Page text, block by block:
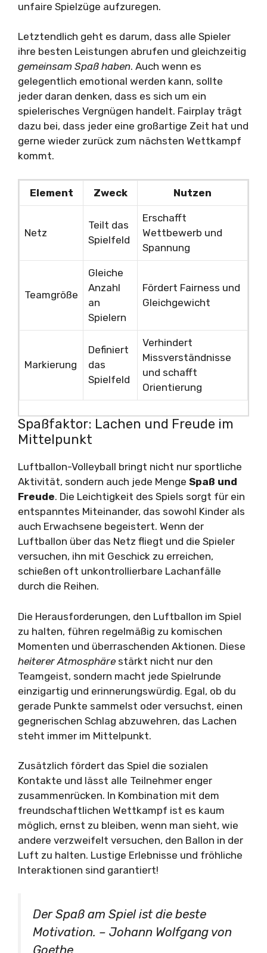
unfaire Spielzüge aufzuregen.
Letztendlich geht es darum, dass alle Spieler
ihre besten Leistungen abrufen und gleichzeitig
gemeinsam Spaß haben. Auch wenn es
gelegentlich emotional werden kann, sollte
jeder daran denken, dass es sich um ein
spielerisches Vergnügen handelt. Fairplay trägt
dazu bei, dass jeder eine großartige Zeit hat und
gerne wieder zurück zum nächsten Wettkampf
kommt.
Element Zweck Nutzen
Netz
Teilt das
Spielfeld
Erschafft
Wettbewerb und
Spannung
Teamgröße
Gleiche
Anzahl
an
Spielern
Fördert Fairness und
Gleichgewicht
Markierung
Definiert
das
Spielfeld
Verhindert
Missverständnisse
und schafft
Orientierung
Spaßfaktor: Lachen und Freude im
Mittelpunkt
Luftballon-Volleyball bringt nicht nur sportliche
Aktivität, sondern auch jede Menge Spaß und
Freude. Die Leichtigkeit des Spiels sorgt für ein
entspanntes Miteinander, das sowohl Kinder als
auch Erwachsene begeistert. Wenn der
Luftballon über das Netz fliegt und die Spieler
versuchen, ihn mit Geschick zu erreichen,
schießen oft unkontrollierbare Lachanfälle
durch die Reihen.
Die Herausforderungen, den Luftballon im Spiel
zu halten, führen regelmäßig zu komischen
Momenten und überraschenden Aktionen. Diese
heiterer Atmosphäre stärkt nicht nur den
Teamgeist, sondern macht jede Spielrunde
einzigartig und erinnerungswürdig. Egal, ob du
gerade Punkte sammelst oder versuchst, einen
gegnerischen Schlag abzuwehren, das Lachen
steht immer im Mittelpunkt.
Zusätzlich fördert das Spiel die sozialen
Kontakte und lässt alle Teilnehmer enger
zusammenrücken. In Kombination mit dem
freundschaftlichen Wettkampf ist es kaum
möglich, ernst zu bleiben, wenn man sieht, wie
andere verzweifelt versuchen, den Ballon in der
Luft zu halten. Lustige Erlebnisse und fröhliche
Interaktionen sind garantiert!
Der Spaß am Spiel ist die beste
Motivation. – Johann Wolfgang von
Goethe